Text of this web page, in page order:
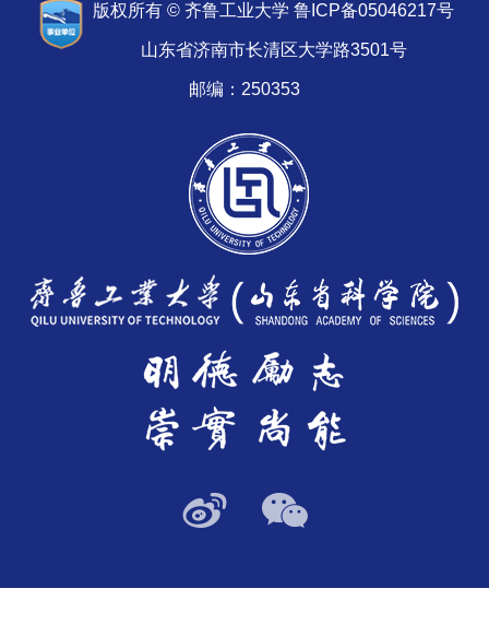
版权所有 © 齐鲁工业大学 鲁ICP备05046217号
山东省济南市长清区大学路3501号
邮编：250353